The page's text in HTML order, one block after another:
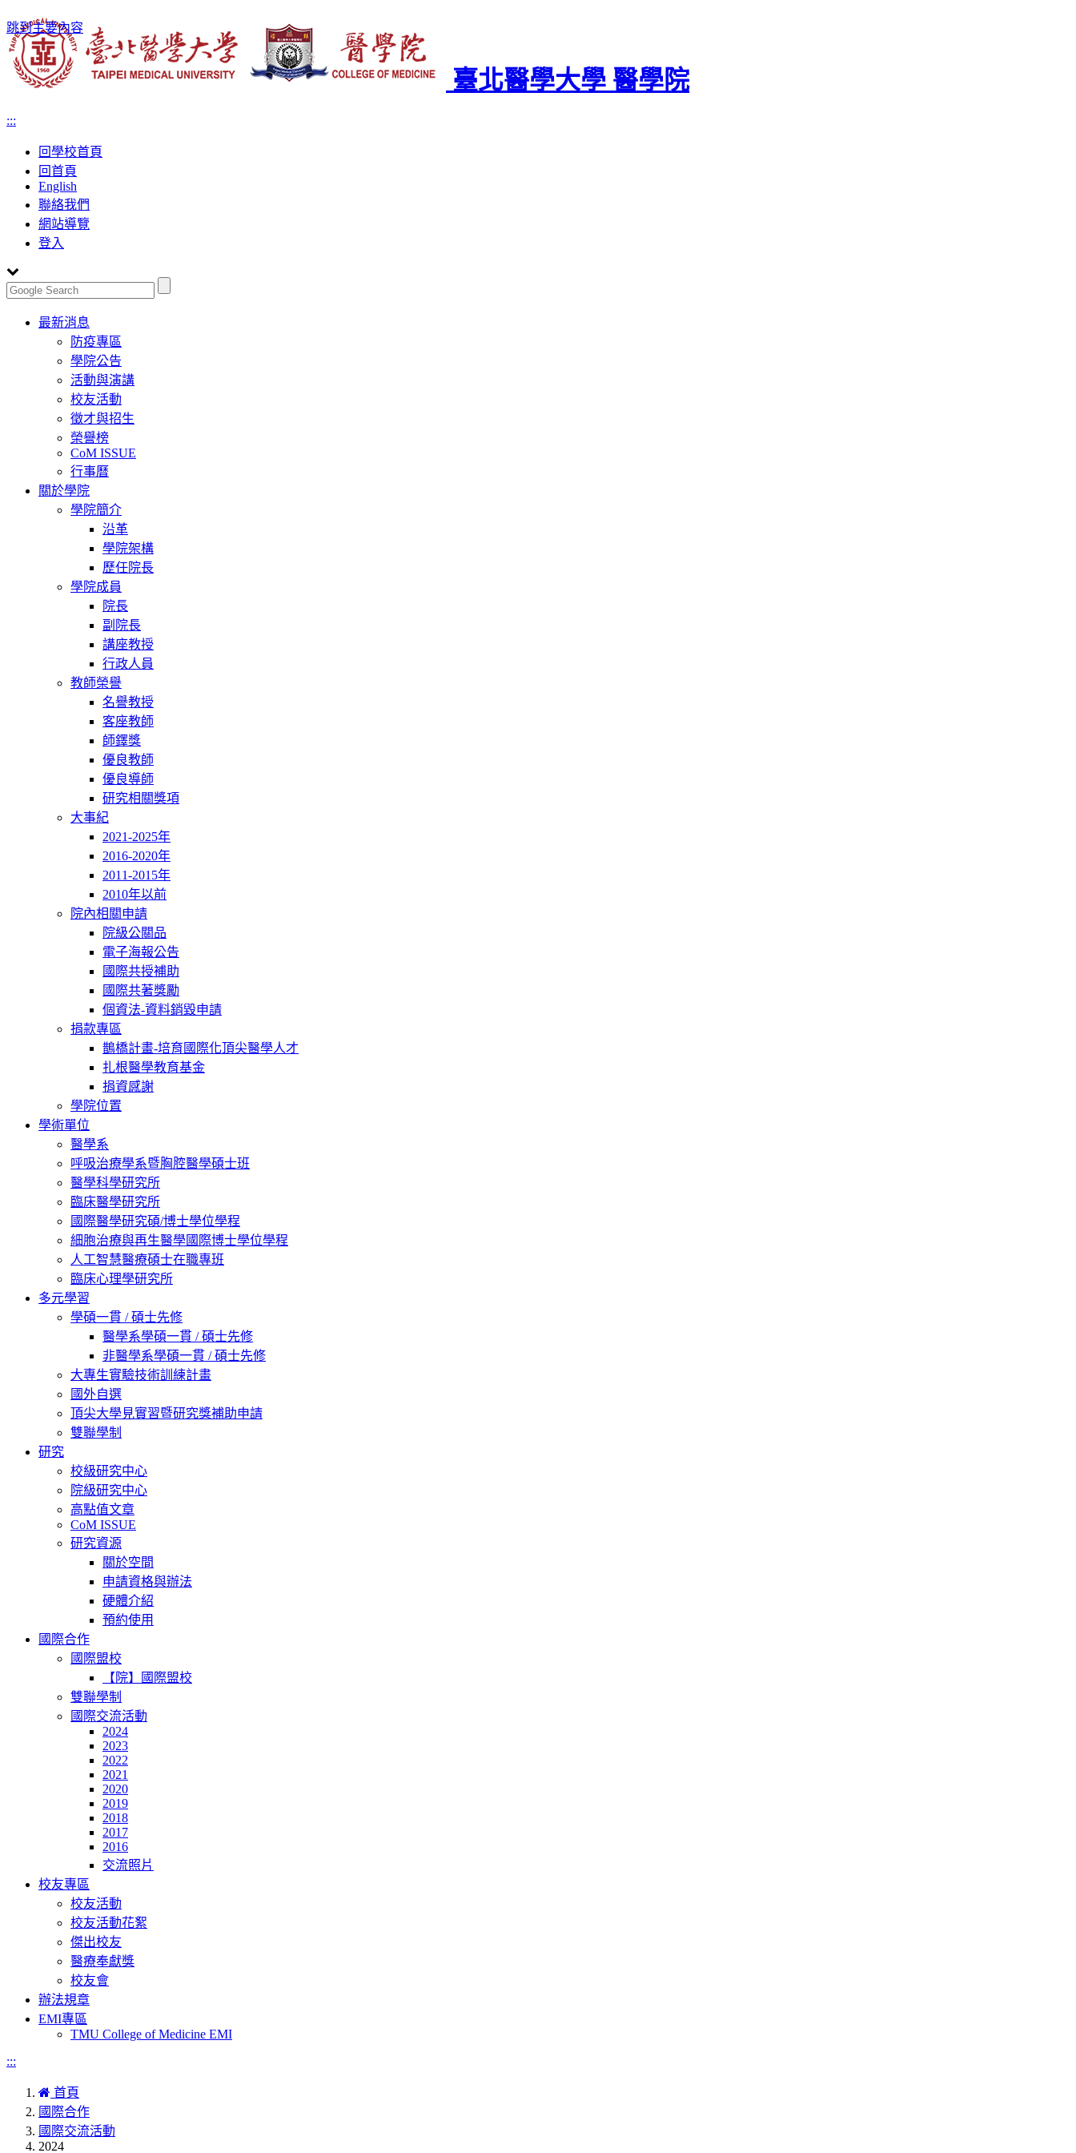
跳到主要內容
臺北醫學大學 醫學院
:::
回學校首頁
回首頁
English
聯絡我們
網站導覽
登入
Toggle
navigation
最新消息
防疫專區
學院公告
活動與演講
校友活動
徵才與招生
榮譽榜
CoM ISSUE
行事曆
關於學院
學院簡介
沿革
學院架構
歷任院長
學院成員
院長
副院長
講座教授
行政人員
教師榮譽
名譽教授
客座教師
師鐸獎
優良教師
優良導師
研究相關獎項
大事紀
2021-2025年
2016-2020年
2011-2015年
2010年以前
院內相關申請
院級公關品
電子海報公告
國際共授補助
國際共著獎勵
個資法-資料銷毀申請
捐款專區
鵲橋計畫-培育國際化頂尖醫學人才
扎根醫學教育基金
捐資感謝
學院位置
學術單位
醫學系
呼吸治療學系暨胸腔醫學碩士班
醫學科學研究所
臨床醫學研究所
國際醫學研究碩/博士學位學程
細胞治療與再生醫學國際博士學位學程
人工智慧醫療碩士在職專班
臨床心理學研究所
多元學習
學碩一貫 / 碩士先修
醫學系學碩一貫 / 碩士先修
非醫學系學碩一貫 / 碩士先修
大專生實驗技術訓練計畫
國外自選
頂尖大學見實習暨研究獎補助申請
雙聯學制
研究
校級研究中心
院級研究中心
高點值文章
CoM ISSUE
研究資源
關於空間
申請資格與辦法
硬體介紹
預約使用
國際合作
國際盟校
【院】國際盟校
雙聯學制
國際交流活動
2024
2023
2022
2021
2020
2019
2018
2017
2016
交流照片
校友專區
校友活動
校友活動花絮
傑出校友
醫療奉獻獎
校友會
辦法規章
EMI專區
TMU College of Medicine EMI
:::
首頁
國際合作
國際交流活動
2024